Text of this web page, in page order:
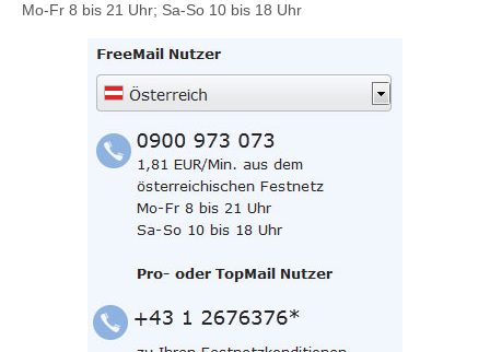
Mo-Fr 8 bis 21 Uhr; Sa-So 10 bis 18 Uhr